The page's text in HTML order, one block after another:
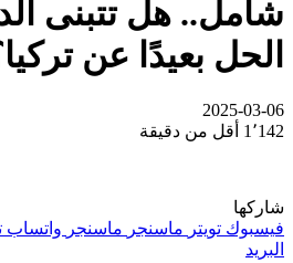
هل تتبنى
بعيدًا عن تركيا؟
2025-03-
أقل من دقيقة
تويتر ماسنجر ماسنجر واتساب